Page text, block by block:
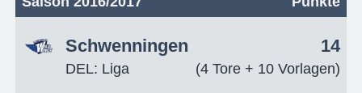
Schwenningen
DEL: Liga
14
(4 Tore + 10 Vorlagen)